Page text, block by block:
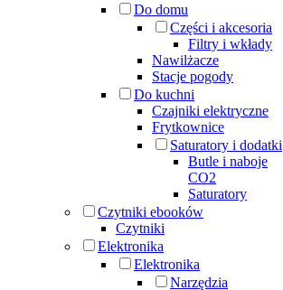
Do domu
Części i akcesoria
Filtry i wkłady
Nawilżacze
Stacje pogody
Do kuchni
Czajniki elektryczne
Frytkownice
Saturatory i dodatki
Butle i naboje
CO2
Saturatory
Czytniki ebooków
Czytniki
Elektronika
Elektronika
Narzędzia